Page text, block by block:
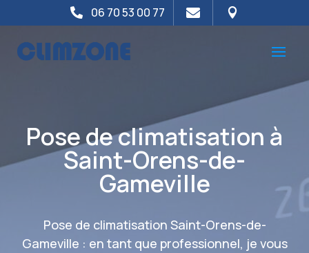
 06 70 53 00 77  
Pose de climatisation à
Saint-Orens-de-
Gameville
Pose de climatisation Saint-Orens-de-
Gameville : en tant que professionnel, je vous